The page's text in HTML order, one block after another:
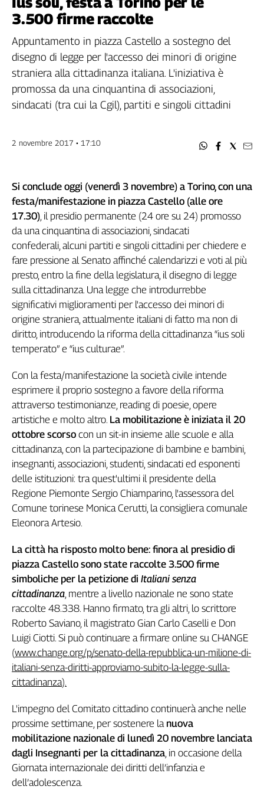
Filcams
Filctem
Fillea
Filt
Fiom
Flai
Nidil
Inca
Caaf
Speciali
G8
di
Genova,
il
sangue
della
ragione
anni
Collettiva
Academy
Collettiva
Play
Rubriche
Collettiva
Talk
La
settimana
Il
Sassolino
Linea
It
Easy
Inserti
Idea
Diffusa
Le
trasmissioni
tv
Work
in
3.500 firme raccolte
Appuntamento in piazza Castello a sostegno del
disegno di legge per l'accesso dei minori di origine
straniera alla cittadinanza italiana. L'iniziativa è
promossa da una cinquantina di associazioni,
sindacati (tra cui la Cgil), partiti e singoli cittadini
2 novembre 2017 • 17:10
Si conclude oggi (venerdì 3 novembre) a Torino, con una
festa/manifestazione in piazza Castello (alle ore
17.30), il presidio permanente (24 ore su 24) promosso
da una cinquantina di associazioni, sindacati
confederali, alcuni partiti e singoli cittadini per chiedere e
fare pressione al Senato affinché calendarizzi e voti al più
presto, entro la fine della legislatura, il disegno di legge
sulla cittadinanza. Una legge che introdurrebbe
significativi miglioramenti per l'accesso dei minori di
origine straniera, attualmente italiani di fatto ma non di
diritto, introducendo la riforma della cittadinanza “ius soli
temperato” e “ius culturae”.
Con la festa/manifestazione la società civile intende
esprimere il proprio sostegno a favore della riforma
attraverso testimonianze, reading di poesie, opere
artistiche e molto altro. La mobilitazione è iniziata il 20
ottobre scorso con un sit-in insieme alle scuole e alla
cittadinanza, con la partecipazione di bambine e bambini,
insegnanti, associazioni, studenti, sindacati ed esponenti
delle istituzioni: tra quest'ultimi il presidente della
Regione Piemonte Sergio Chiamparino, l'assessora del
Comune torinese Monica Cerutti, la consigliera comunale
Eleonora Artesio.
La città ha risposto molto bene: finora al presidio di
piazza Castello sono state raccolte 3.500 firme
simboliche per la petizione di Italiani senza
cittadinanza, mentre a livello nazionale ne sono state
raccolte 48.338. Hanno firmato, tra gli altri, lo scrittore
Roberto Saviano, il magistrato Gian Carlo Caselli e Don
Luigi Ciotti. Si può continuare a firmare online su CHANGE
(www.change.org/p/senato-della-repubblica-un-milione-di-
italiani-senza-diritti-approviamo-subito-la-legge-sulla-
cittadinanza).
L'impegno del Comitato cittadino continuerà anche nelle
prossime settimane, per sostenere la nuova
mobilitazione nazionale di lunedì 20 novembre lanciata
dagli Insegnanti per la cittadinanza, in occasione della
Giornata internazionale dei diritti dell’infanzia e
dell’adolescenza.